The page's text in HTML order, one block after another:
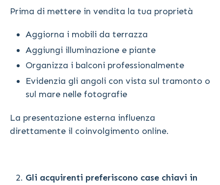
Prima di mettere in vendita la tua proprietà
Aggiorna i mobili da terrazza
Aggiungi illuminazione e piante
Organizza i balconi professionalmente
Evidenzia gli angoli con vista sul tramonto o
sul mare nelle fotografie
La presentazione esterna influenza
direttamente il coinvolgimento online.
Gli acquirenti preferiscono case chiavi in